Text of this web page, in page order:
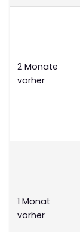
2 Monate
vorher
1 Monat
vorher